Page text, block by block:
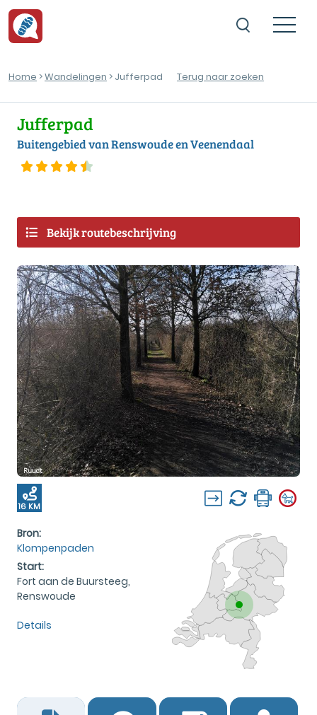
Home >Wandelingen > Jufferpad Terug naar zoeken
Jufferpad
Buitengebied van Renswoude en Veenendaal
Bekijk routebeschrijving
16 KM
Bron:
Klompenpaden
Start:
Fort aan de Buursteeg,
Renswoude
Details